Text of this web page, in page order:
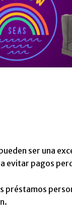
ser una
evitar pagos
préstamos